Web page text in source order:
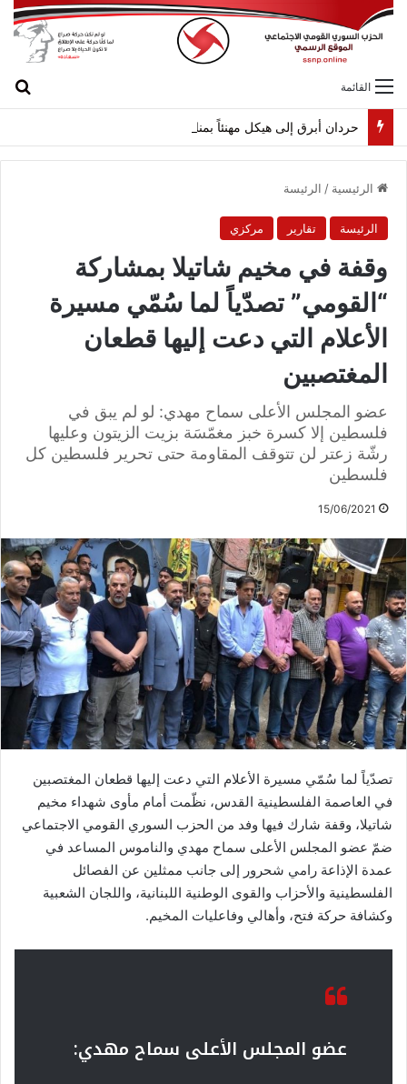
القائمة
حردان أبرق إلى هيكل مهنئاً بمناسبة عيد الجيش
الرئيسية / الرئيسة
الرئيسة تقارير مركزي
وقفة في مخيم شاتيلا بمشاركة
“القومي” تصدّياً لما سُمّي مسيرة
الأعلام التي دعت إليها قطعان
المغتصبين
عضو المجلس الأعلى سماح مهدي: لو لم يبق في
فلسطين إلا كسرة خبز مغمّسَة بزيت الزيتون وعليها
رشّة زعتر لن تتوقف المقاومة حتى تحرير فلسطين كل
فلسطين
15/06/2021
تصدّياً لما سُمّي مسيرة الأعلام التي دعت إليها قطعان المغتصبين
في العاصمة الفلسطينية القدس، نظّمت أمام مأوى شهداء مخيم
شاتيلا، وقفة شارك فيها وفد من الحزب السوري القومي الاجتماعي
ضمّ عضو المجلس الأعلى سماح مهدي والناموس المساعد في
عمدة الإذاعة رامي شحرور إلى جانب ممثلين عن الفصائل
الفلسطينية والأحزاب والقوى الوطنية اللبنانية، واللجان الشعبية
وكشافة حركة فتح، وأهالي وفاعليات المخيم.
عضو المجلس الأعلى سماح مهدي: